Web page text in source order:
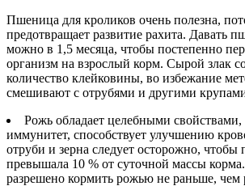
Пшеница для кроликов очень полезна,
предотвращает развитие рахита. Давать
можно в 1,5 месяца, чтобы постепенно
организм на взрослый корм. Сырой злак
количество клейковины, во избежание
смешивают с отрубями и другими
Рожь обладает целебными
иммунитет, способствует улучшению
отруби и зерна следует осторожно, чтобы
превышала 10 % от суточной массы
разрешено кормить рожью не раньше, чем